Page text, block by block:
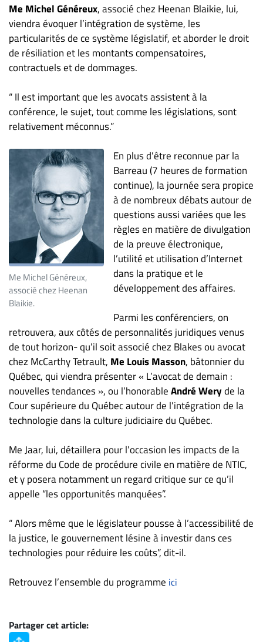
Me Michel Généreux, associé chez Heenan Blaikie, lui,
viendra évoquer l’intégration de système, les
particularités de ce système législatif, et aborder le droit
de résiliation et les montants compensatoires,
contractuels et de dommages.
“ Il est important que les avocats assistent à la
conférence, le sujet, tout comme les législations, sont
relativement méconnus.”
Me Michel Généreux,
associé chez Heenan
Blaikie.
En plus d’être reconnue par la
Barreau (7 heures de formation
continue), la journée sera propice
à de nombreux débats autour de
questions aussi variées que les
règles en matière de divulgation
de la preuve électronique,
l’utilité et utilisation d’Internet
dans la pratique et le
développement des affaires.
Parmi les conférenciers, on
retrouvera, aux côtés de personnalités juridiques venus
de tout horizon- qu’il soit associé chez Blakes ou avocat
chez McCarthy Tetrault, Me Louis Masson, bâtonnier du
Québec, qui viendra présenter « L’avocat de demain :
nouvelles tendances », ou l’honorableAndré Weryde la
Cour supérieure du Québec autour de l’intégration de la
technologie dans la culture judiciaire du Québec.
Me Jaar, lui, détaillera pour l’occasion les impacts de la
réforme du Code de procédure civile en matière de NTIC,
et y posera notamment un regard critique sur ce qu’il
appelle “les opportunités manquées”.
“ Alors même que le législateur pousse à l’accessibilité de
la justice, le gouvernement lésine à investir dans ces
technologies pour réduire les coûts”, dit-il.
Retrouvez l’ensemble du programme ici
Partager cet article: